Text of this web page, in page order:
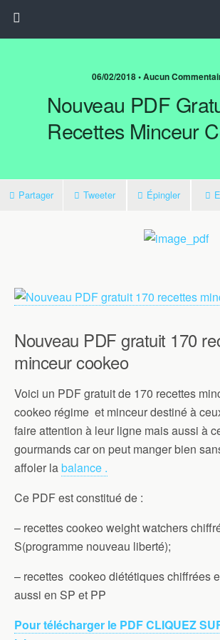
06/02/2018 • Aucun
Nouveau PDF
Recettes Minceur
Partager Tweeter Épingler
Nouveau PDF gratuit 170
minceur cookeo
Voici un PDF gratuit de 170 recettes
cookeo régime et minceur destiné à
faire attention à leur ligne mais aussi à
gourmands car on peut manger bien
affoler labalance .
Ce PDF est constitué de :
– recettes cookeo weight watchers
S(programme nouveau liberté);
– recettes cookeo diététiques chiffrées
aussi en SP et PP
Pour télécharger le PDF CLIQUEZ